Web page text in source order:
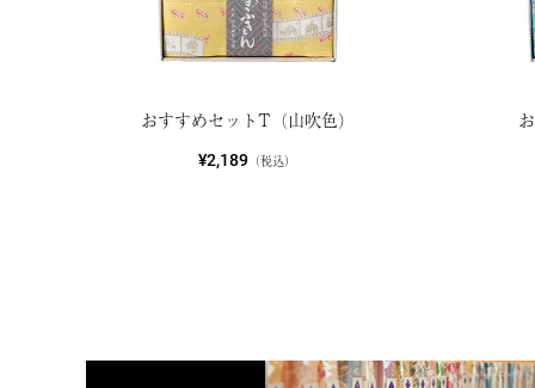
おすすめセットT（山吹色）
¥2,189 （税込）